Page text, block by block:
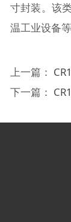
寸封装。该
温工业设备
上一篇：
下一篇：